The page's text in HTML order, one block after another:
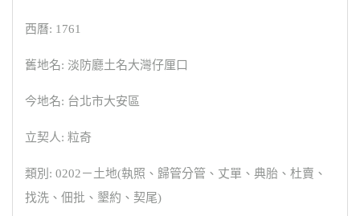
西曆: 1761
舊地名: 淡防廳土名大灣仔厘口
今地名: 台北市大安區
立契人: 粒奇
類別: 0202－土地(執照、歸管分管、丈單、典胎、杜賣、
找洗、佃批、墾約、契尾)